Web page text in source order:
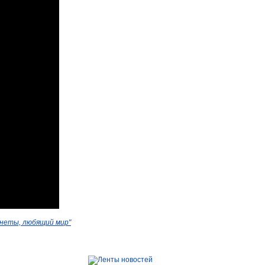
любящий мир"